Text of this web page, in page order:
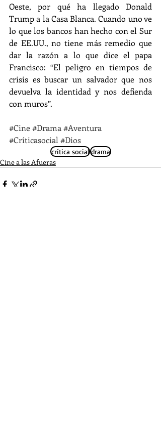
Oeste, por qué ha llegado Donald
Trump a la Casa Blanca. Cuando uno ve
lo que los bancos han hecho con el Sur
de EE.UU., no tiene más remedio que
dar la razón a lo que dice el papa
Francisco: “El peligro en tiempos de
crisis es buscar un salvador que nos
devuelva la identidad y nos defienda
con muros”.
#Cine#Drama #Aventura
#Críticasocial #Dios
crítica social drama
Cine a las Afueras